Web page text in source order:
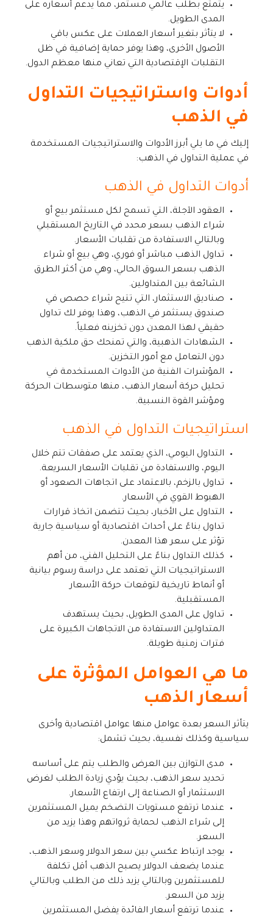
يتمتع بطلب عالمي مستمر، مما يدعم أسعاره على
المدى الطويل.
لا يتأثر بتغير أسعار العملات على عكس باقي
الأصول الأخرى، وهذا يوفر حماية إضافية في ظل
التقلبات الإقتصادية التي تعاني منها معظم الدول.
أدوات واستراتيجيات التداول
في الذهب
إليك في ما يلي أبرز الأدوات والاستراتيجيات المستخدمة
في عملية التداول في الذهب:
أدوات التداول في الذهب
العقود الآجلة، التي تسمح لكل مستثمر بيع أو
شراء الذهب بسعر محدد في التاريخ المستقبلي
وبالتالي الاستفادة من تقلبات الأسعار.
تداول الذهب مباشر أو فوري، وهي بيع أو شراء
الذهب بسعر السوق الحالي، وهي من أكثر الطرق
الشائعة بين المتداولين.
صناديق الاستثمار، التي تتيح شراء حصص في
صندوق يستثمر في الذهب، وهذا يوفر لك تداول
حقيقي لهذا المعدن دون تخزينه فعلياً.
الشهادات الذهبية، والتي تمنحك حق ملكية الذهب
دون التعامل مع أمور التخزين.
المؤشرات الفنية من الأدوات المستخدمة في
تحليل حركة أسعار الذهب، منها متوسطات الحركة
ومؤشر القوة النسبية.
استراتيجيات التداول في الذهب
التداول اليومي، الذي يعتمد على صفقات تتم خلال
اليوم، والاستفادة من تقلبات الأسعار السريعة.
تداول بالزخم، بالاعتماد على اتجاهات الصعود أو
الهبوط القوي في الأسعار.
التداول على الأخبار، بحيث تتضمن اتخاذ قرارات
تداول بناءً على أحداث اقتصادية أو سياسية جارية
تؤثر على سعر هذا المعدن.
كذلك التداول بناءً على التحليل الفني، من أهم
الاستراتيجيات التي تعتمد على دراسة رسوم بيانية
أو أنماط تاريخية لتوقعات حركة الأسعار
المستقبلية.
تداول على المدى الطويل، بحيث يستهدف
المتداولين الاستفادة من الاتجاهات الكبيرة على
فترات زمنية طويلة.
ما هي العوامل المؤثرة على
أسعار الذهب
يتأثر السعر بعدة عوامل منها عوامل اقتصادية وأخرى
سياسية وكذلك نفسية، بحيث تشمل:
مدى التوازن بين العرض والطلب يتم على أساسه
تحديد سعر الذهب، بحيث يؤدي زيادة الطلب لغرض
الاستثمار أو الصناعة إلى ارتفاع الأسعار.
عندما ترتفع مستويات التضخم يميل المستثمرين
إلى شراء الذهب لحماية ثرواتهم وهذا يزيد من
السعر.
يوجد ارتباط عكسي بين سعر الدولار وسعر الذهب،
عندما يضعف الدولار يصبح الذهب أقل تكلفة
للمستثمرين وبالتالي يزيد ذلك من الطلب وبالتالي
يزيد من السعر.
عندما ترتفع أسعار الفائدة يفضل المستثمرين